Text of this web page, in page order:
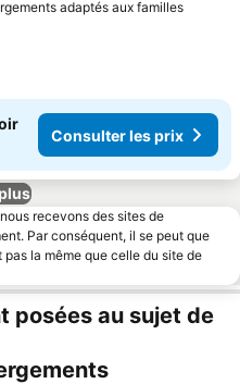
adaptés aux familles
Consulter les prix
recevons des sites de
Par conséquent, il se peut que
la même que celle du site de
posées au sujet de